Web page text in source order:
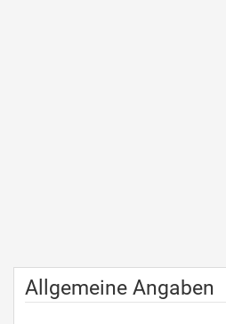
Allgemeine Angaben